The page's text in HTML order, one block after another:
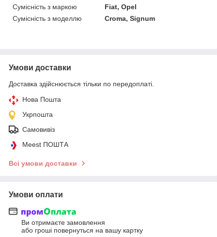
Сумісність з маркою
Fiat, Opel
Сумісність з моделлю
Croma, Signum
Умови доставки
Доставка здійснюється тільки по передоплаті.
Нова Пошта
Укрпошта
Самовивіз
Meest ПОШТА
Всі умови доставки
Умови оплати
Ви отримаєте замовлення
або гроші повернуться на вашу картку